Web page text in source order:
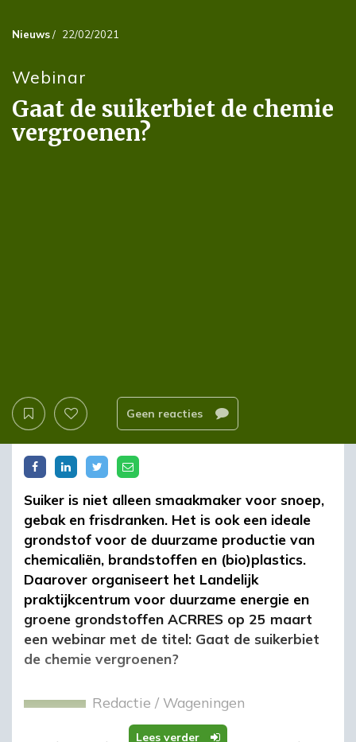
Nieuws/ 22/02/2021
Webinar
Gaat de suikerbiet de chemie
vergroenen?
Geen reacties
Lees verder
Suiker is niet alleen smaakmaker voor snoep,
gebak en frisdranken. Het is ook een ideale
grondstof voor de duurzame productie van
chemicaliën, brandstoffen en (bio)plastics.
Daarover organiseert het Landelijk
praktijkcentrum voor duurzame energie en
groene grondstoffen ACRRES op 25 maart
een webinar met de titel: Gaat de suikerbiet
de chemie vergroenen?
Redactie /Wageningen